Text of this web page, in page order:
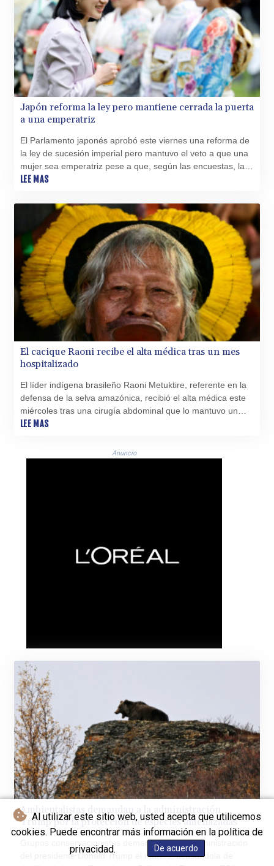
Al utilizar este sitio web, usted acepta que utilicemos
cookies. Puede encontrar más información en la política de
privacidad.
De acuerdo
Japón reforma la ley pero mantiene cerrada la puerta
a una emperatriz
El Parlamento japonés aprobó este viernes una reforma de
la ley de sucesión imperial pero mantuvo el veto a que una
mujer sea emperatriz pese a que, según las encuestas, la
idea cuenta con el apoyo de la opinión pública.
LEE MAS
El cacique Raoni recibe el alta médica tras un mes
hospitalizado
El líder indígena brasileño Raoni Metuktire, referente en la
defensa de la selva amazónica, recibió el alta médica este
miércoles tras una cirugía abdominal que lo mantuvo un
mes hospitalizado, informó el centro médico que lo atendió.
LEE MAS
Anuncio
Ambientalistas demandan a la administración
Trump por la protección de especies amenazadas
Grupos conservacionistas demandaron a la administración
del presidente Donald Trump el martes, acusándola de